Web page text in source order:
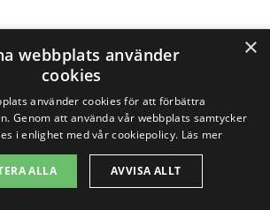
en
för
i andra
Öjersjö
×
webbplats använder
cookies
använder cookies för att förbättra
Genom att använda vår webbplats samtycker
i enlighet med vår cookiepolicy. Läs mer
ALLA AVVISA ALLT